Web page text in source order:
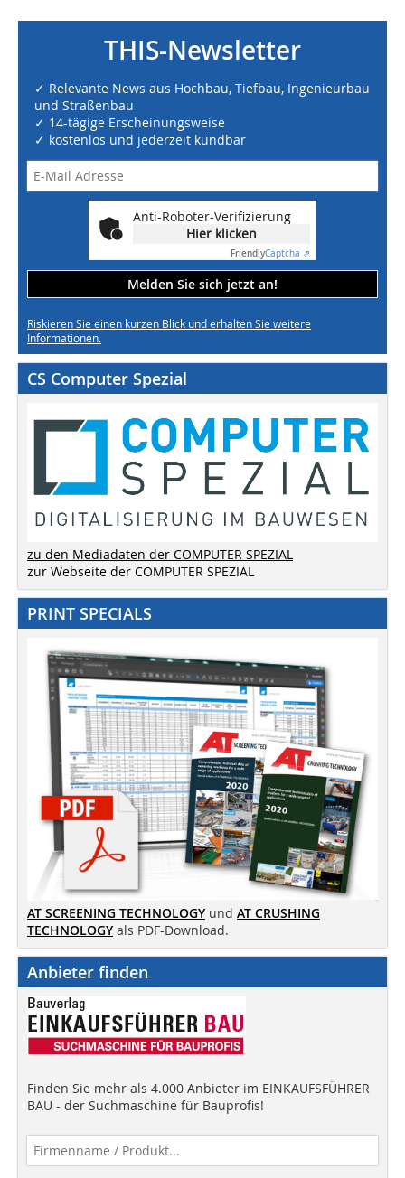
THIS-Newsletter
✓ Relevante News aus Hochbau, Tiefbau, Ingenieurbau
und Straßenbau
✓ 14-tägige Erscheinungsweise
✓ kostenlos und jederzeit kündbar
Anti-Roboter-Verifizierung
Hier klicken
FriendlyCaptcha ⇗
Melden Sie sich jetzt an!
Riskieren Sie einen kurzen Blick und erhalten Sie weitere
Informationen.
CS Computer Spezial
zu den Mediadaten der COMPUTER SPEZIAL
zur Webseite der COMPUTER SPEZIAL
PRINT SPECIALS
AT SCREENING TECHNOLOGY und AT CRUSHING
TECHNOLOGY als PDF-Download.
Anbieter finden
Finden Sie mehr als 4.000 Anbieter im EINKAUFSFÜHRER
BAU - der Suchmaschine für Bauprofis!